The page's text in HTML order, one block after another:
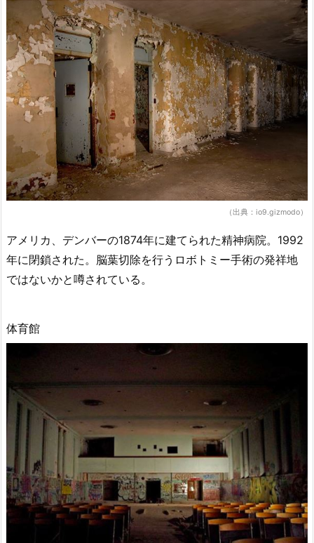
（出典：io9.gizmodo）
アメリカ、デンバーの1874年に建てられた精神病院。1992
年に閉鎖された。脳葉切除を行うロボトミー手術の発祥地
ではないかと噂されている。
体育館